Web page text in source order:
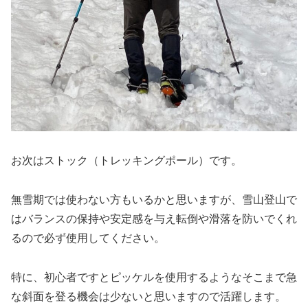
お次はストック（トレッキングポール）です。
無雪期では使わない方もいるかと思いますが、雪山登山で
はバランスの保持や安定感を与え転倒や滑落を防いでくれ
るので必ず使用してください。
特に、初心者ですとピッケルを使用するようなそこまで急
な斜面を登る機会は少ないと思いますので活躍します。